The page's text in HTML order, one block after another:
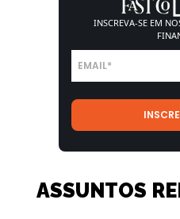
INSCREVA-SE EM
ASSUNTOS